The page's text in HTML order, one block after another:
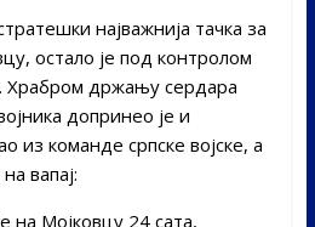
најважнија тачка за
остало је под контролом
Храбром држању сердара
допринео је и
из команде српске војске, а
вапај:
на Мојковцу 24 сата,